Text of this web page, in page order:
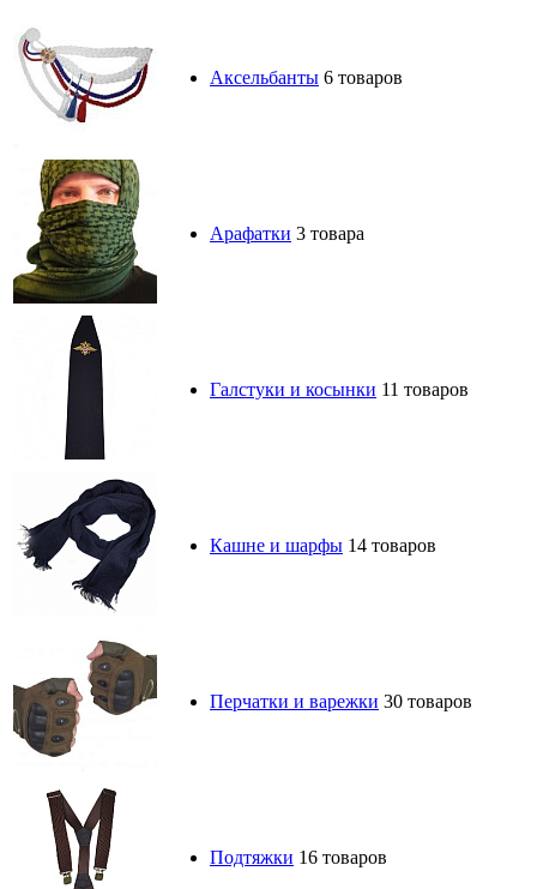
Аксельбанты 6 товаров
Арафатки 3 товара
Галстуки и косынки 11 товаров
Кашне и шарфы 14 товаров
Перчатки и варежки 30 товаров
Подтяжки 16 товаров